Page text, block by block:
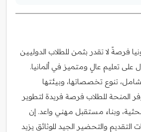
لكل برنامج.
فرصةً لا تقدر بثمن للطلاب الدوليين
تعليم عالٍ ومتميز في ألمانيا.
تنوع تخصصاتها، وبيئتها
المنحة للطلاب فرصة فريدة لتطوير
وبناء مستقبل مهني واعد. إن
التقديم والتحضير الجيد للوثائق يزيد